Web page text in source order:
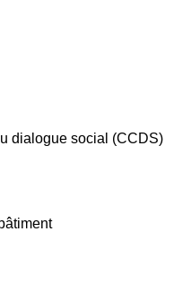
dialogue social (CCDS)